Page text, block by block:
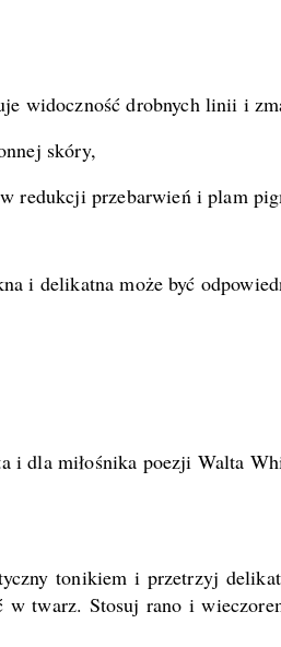
widoczność drobnych linii i
skóry,
redukcji przebarwień i plam
i delikatna może być
i dla miłośnika poezji Walta
tonikiem i przetrzyj
twarz. Stosuj rano i